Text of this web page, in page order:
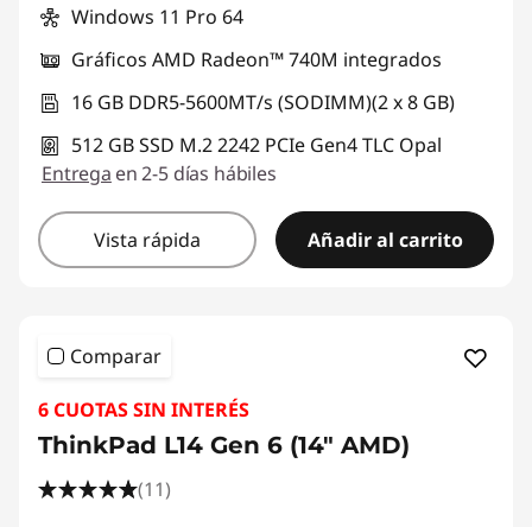
Windows 11 Pro 64
Gráficos AMD Radeon™ 740M integrados
16 GB DDR5-5600MT/s (SODIMM)(2 x 8 GB)
512 GB SSD M.2 2242 PCIe Gen4 TLC Opal
Entrega en 2-5 días hábiles
Vista rápida Añadir al carrito
Comparar
6 CUOTAS SIN INTERÉS
ThinkPad L14 Gen 6 (14" AMD)
(11)